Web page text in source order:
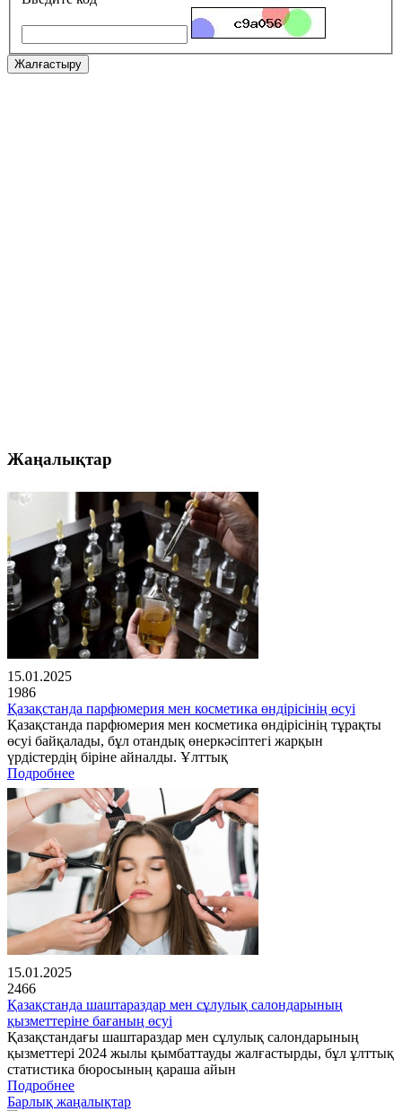
Жалғастыру
Жаңалықтар
15.01.2025
1986
Қазақстанда парфюмерия мен косметика өндірісінің өсуі
Қазақстанда парфюмерия мен косметика өндірісінің тұрақты
өсуі байқалады, бұл отандық өнеркәсіптегі жарқын
үрдістердің біріне айналды. Ұлттық
Подробнее
15.01.2025
2466
Қазақстанда шаштараздар мен сұлулық салондарының
қызметтеріне бағаның өсуі
Қазақстандағы шаштараздар мен сұлулық салондарының
қызметтері 2024 жылы қымбаттауды жалғастырды, бұл ұлттық
статистика бюросының қараша айын
Подробнее
Барлық жаңалықтар